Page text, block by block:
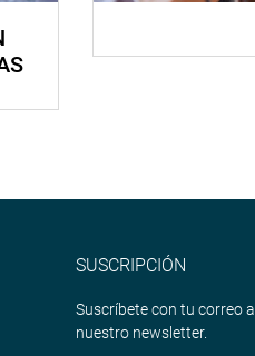
SUSCRIPCIÓN
Suscríbete con tu correo a
nuestro newsletter.